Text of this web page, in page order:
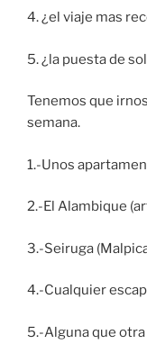
4. ¿el viaje mas
5. ¿la puesta de
Tenemos que
semana.
1.-Unos
2.-El Alambique
3.-Seiruga
4.-Cualquier
5.-Alguna que